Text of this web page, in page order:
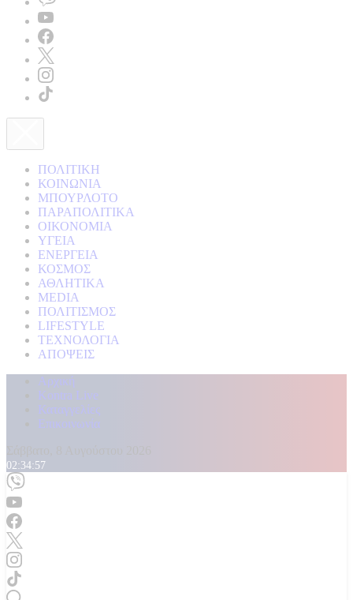
ΠΟΛΙΤΙΚΗ
ΚΟΙΝΩΝΙΑ
ΜΠΟΥΡΛΟΤΟ
ΠΑΡΑΠΟΛΙΤΙΚΑ
ΟΙΚΟΝΟΜΙΑ
ΥΓΕΙΑ
ΕΝΕΡΓΕΙΑ
ΚΟΣΜΟΣ
ΑΘΛΗΤΙΚΑ
MEDIA
ΠΟΛΙΤΙΣΜΟΣ
LIFESTYLE
ΤΕΧΝΟΛΟΓΙΑ
ΑΠΟΨΕΙΣ
Αρχική
Kontra Live
Καταγγελίες
Επικοινωνία
02:34:59